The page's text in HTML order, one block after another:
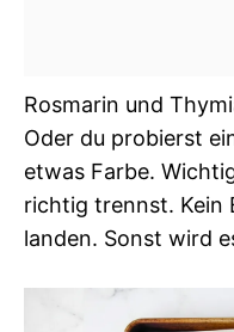
Rosmarin und
Oder du probierst
etwas Farbe.
richtig trennst. Kein
landen. Sonst wird